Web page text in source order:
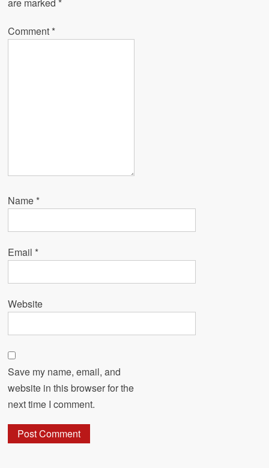
are marked *
Comment *
Name *
Email *
Website
Save my name, email, and
website in this browser for the
next time I comment.